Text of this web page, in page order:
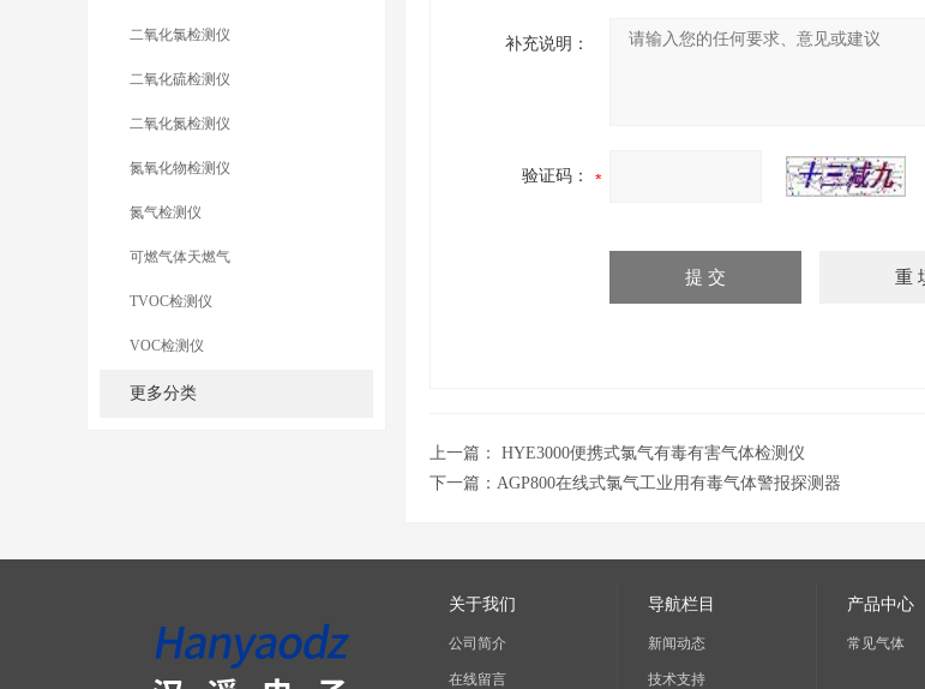
二氧化氯检测仪
二氧化硫检测仪
二氧化氮检测仪
氮氧化物检测仪
氮气检测仪
可燃气体天燃气
TVOC检测仪
VOC检测仪
更多分类
补充说明：
验证码：
上一篇： HYE3000便携式氯气有毒有害气体检测仪
下一篇： AGP800在线式氯气工业用有毒气体警报探测器
关于我们
公司简介
在线留言
导航栏目
新闻动态
技术支持
产品中心
常见气体